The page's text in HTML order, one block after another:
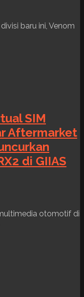
baru ini, Venom
SIM
Aftermarket
di GIIAS
otomotif di